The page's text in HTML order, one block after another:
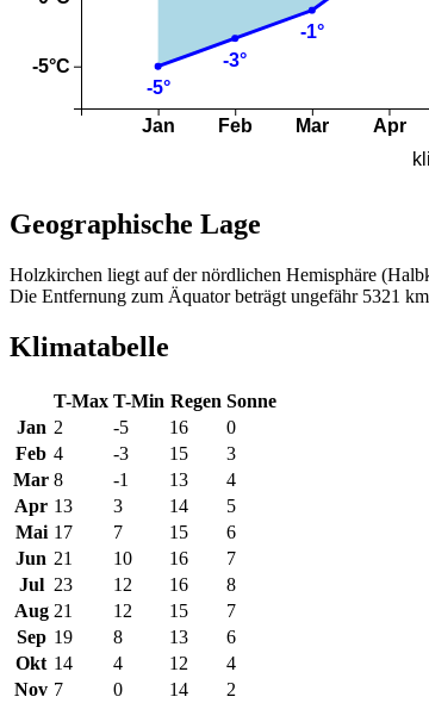
Geographische Lage
Holzkirchen liegt auf der nördlichen Hemisphäre
Die Entfernung zum Äquator beträgt ungefähr 5321
Klimatabelle
T-Max T-Min Regen Sonne
Jan 2 -5 16
0
Feb 4 -3 15
3
Mar 8 -1 13
4
Apr 13 3 14
5
Mai 17 7 15
6
Jun 21 10 16
7
Jul 23 12 16
8
Aug 21 12 15
7
Sep 19 8 13
6
Okt 14 4 12
4
Nov 7 0 14
2